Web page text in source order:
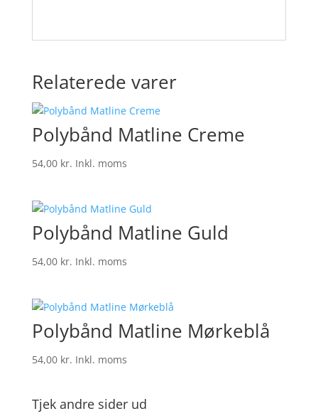
Relaterede varer
Polybånd Matline Creme
54,00 kr. Inkl. moms
Polybånd Matline Guld
54,00 kr. Inkl. moms
Polybånd Matline Mørkeblå
54,00 kr. Inkl. moms
Tjek andre sider ud